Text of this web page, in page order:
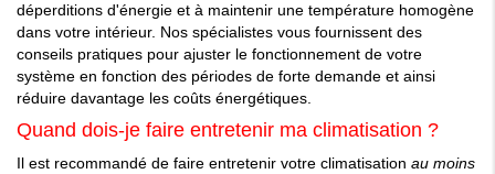
déperditions d'énergie et à maintenir une température homogène
dans votre intérieur. Nos spécialistes vous fournissent des
conseils pratiques pour ajuster le fonctionnement de votre
système en fonction des périodes de forte demande et ainsi
réduire davantage les coûts énergétiques.
Quand dois-je faire entretenir ma climatisation ?
Il est recommandé de faire entretenir votre climatisation au moins